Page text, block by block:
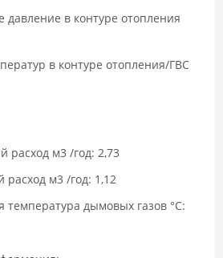
давление в контуре отопления
в контуре отопления/ГВС
расход м3 /год: 2,73
м3 /год: 1,12
температура дымовых газов °C: